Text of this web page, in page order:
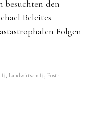
besuchten den
Beleites.
Folgen
, Landwirtschaft, Post-